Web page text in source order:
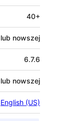
40+
nowszej
6.7.6
nowszej
English (US)